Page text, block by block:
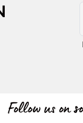
Follow us on